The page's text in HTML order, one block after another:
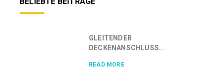
GLEITENDER
DECKENANSCHLUSS...
READ MORE